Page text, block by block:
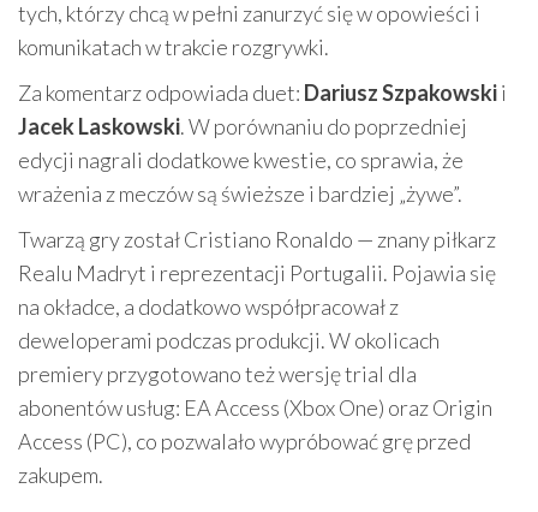
tych, którzy chcą w pełni zanurzyć się w opowieści i
komunikatach w trakcie rozgrywki.
Za komentarz odpowiada duet: Dariusz Szpakowskii
Jacek Laskowski. W porównaniu do poprzedniej
edycji nagrali dodatkowe kwestie, co sprawia, że
wrażenia z meczów są świeższe i bardziej „żywe”.
Twarzą gry został Cristiano Ronaldo — znany piłkarz
Realu Madryt i reprezentacji Portugalii. Pojawia się
na okładce, a dodatkowo współpracował z
deweloperami podczas produkcji. W okolicach
premiery przygotowano też wersję trial dla
abonentów usług: EA Access (Xbox One) oraz Origin
Access (PC), co pozwalało wypróbować grę przed
zakupem.